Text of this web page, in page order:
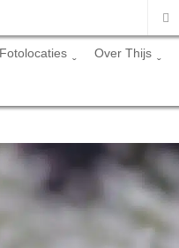
Fotolocaties Over Thijs